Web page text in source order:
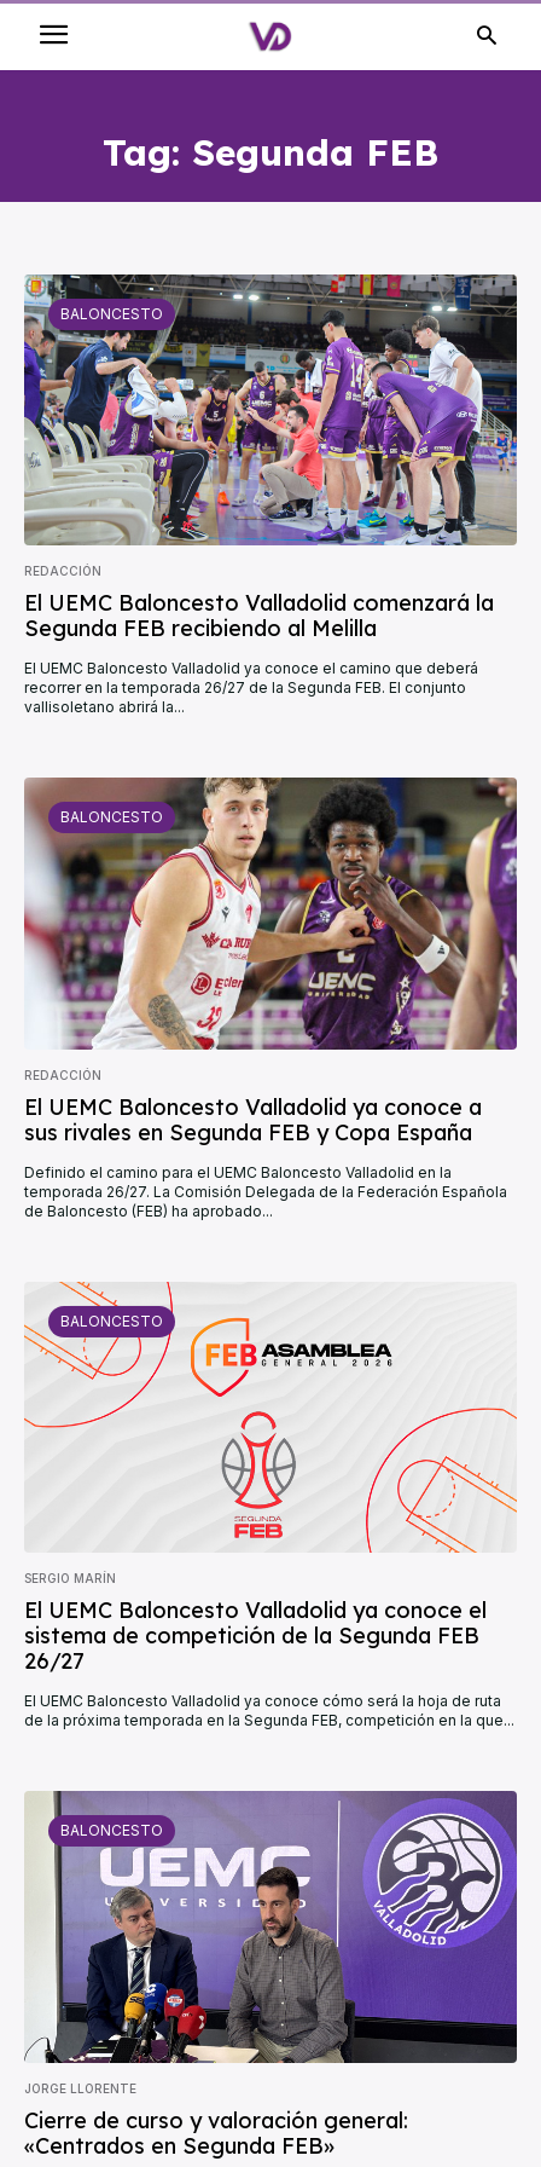
Tag: Segunda FEB
BALONCESTO
REDACCIÓN
El UEMC Baloncesto Valladolid comenzará la
Segunda FEB recibiendo al Melilla
El UEMC Baloncesto Valladolid ya conoce el camino que deberá
recorrer en la temporada 26/27 de la Segunda FEB. El conjunto
vallisoletano abrirá la...
BALONCESTO
REDACCIÓN
El UEMC Baloncesto Valladolid ya conoce a
sus rivales en Segunda FEB y Copa España
Definido el camino para el UEMC Baloncesto Valladolid en la
temporada 26/27. La Comisión Delegada de la Federación Española
de Baloncesto (FEB) ha aprobado...
BALONCESTO
SERGIO MARÍN
El UEMC Baloncesto Valladolid ya conoce el
sistema de competición de la Segunda FEB
26/27
El UEMC Baloncesto Valladolid ya conoce cómo será la hoja de ruta
de la próxima temporada en la Segunda FEB, competición en la que...
BALONCESTO
JORGE LLORENTE
Cierre de curso y valoración general:
«Centrados en Segunda FEB»